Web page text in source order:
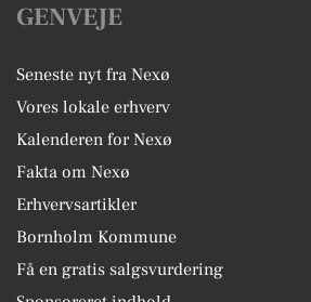
GENVEJE
Seneste nyt fra Nexø
Vores lokale erhverv
Kalenderen for Nexø
Fakta om Nexø
Erhvervsartikler
Bornholm Kommune
Få en gratis salgsvurdering